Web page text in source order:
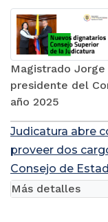
Magistrado
presidente del
año 2025
Judicatura abre
proveer dos
Consejo de
Más detalles